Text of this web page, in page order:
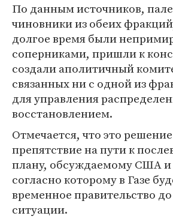
По данным источников,
чиновники из обеих
долгое время были
соперниками, пришли к
создали аполитичный
связанных ни с одной из
для управления
восстановлением.
Отмечается, что это
препятствие на пути к
плану, обсуждаемому США
согласно которому в Газе
временное правительство
ситуации.